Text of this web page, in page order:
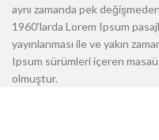
aynı zamanda pek
1960'larda Lorem Ipsum
yayınlanması ile ve yakın
Ipsum sürümleri içeren
olmuştur.